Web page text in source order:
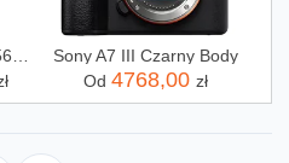
Sony A7 III Czarny Body
Od 4768,00 zł